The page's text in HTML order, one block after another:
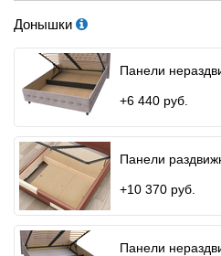
Донышки
Панели
+6 440 руб.
Панели
+10 370 руб.
Панели